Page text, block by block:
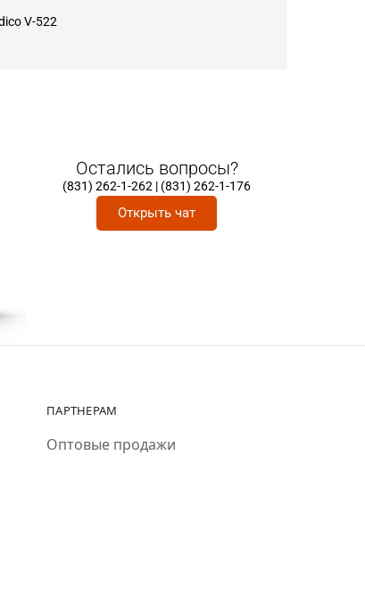
V-522
Остались вопросы?
(831) 262-1-262 | (831) 262-1-176
Открыть чат
ПАРТНЕРАМ
Оптовые продажи